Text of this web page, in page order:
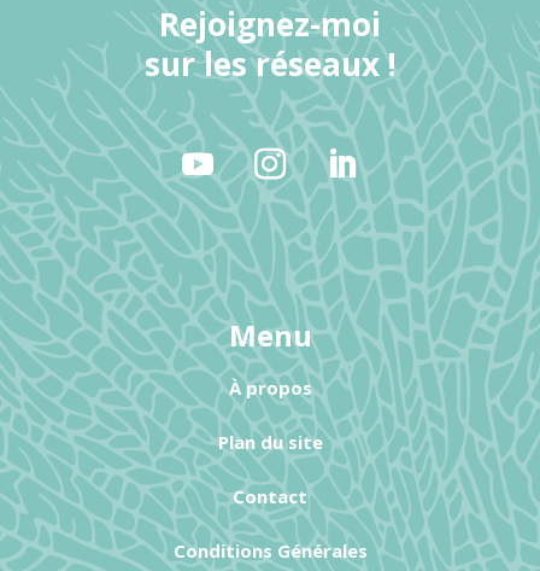
Rejoignez-moi
sur les réseaux !
Menu
À propos
Plan du site
Contact
Conditions Générales